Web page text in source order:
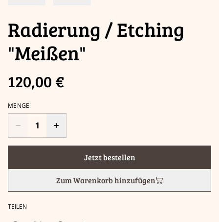
Radierung / Etching
"Meißen"
120,00 €
MENGE
Jetzt bestellen
Zum Warenkorb hinzufügen
TEILEN